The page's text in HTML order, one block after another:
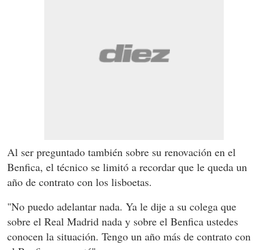
Al ser preguntado también sobre su renovación en el
Benfica, el técnico se limitó a recordar que le queda un
año de contrato con los lisboetas.
"No puedo adelantar nada. Ya le dije a su colega que
sobre el Real Madrid nada y sobre el Benfica ustedes
conocen la situación. Tengo un año más de contrato con